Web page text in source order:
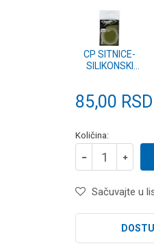
CP SITNICE-
SILIKONSKI
85,00 RSD
Količina:
Sačuvajte u